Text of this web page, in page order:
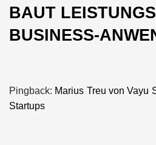
BAUT
BUSINESS-
Pingback: Marius Treu von Vayu
Startups